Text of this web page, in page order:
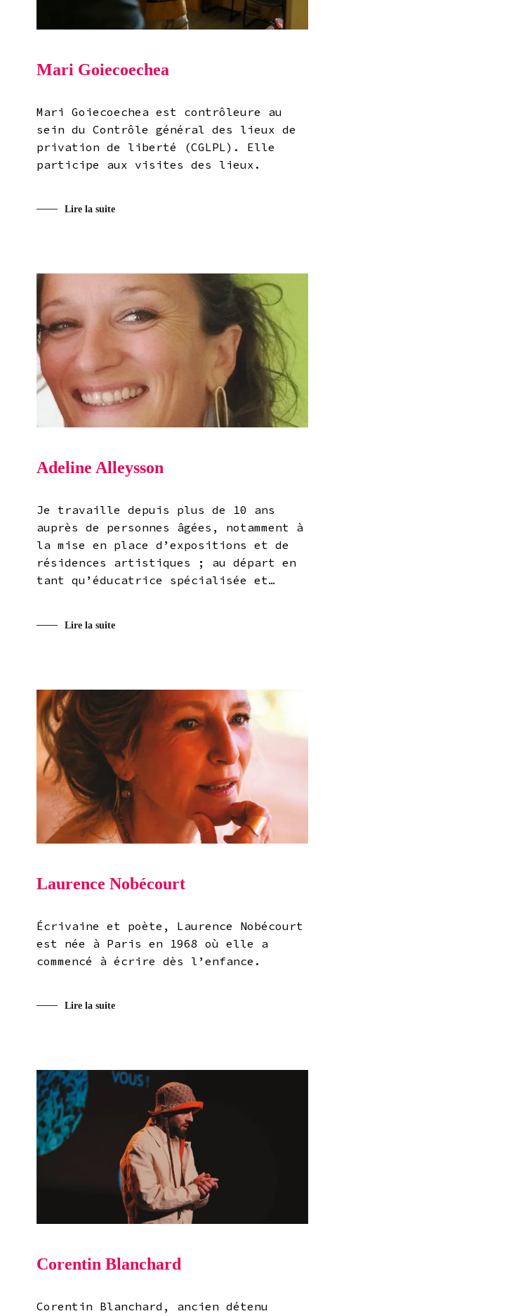
Mari Goiecoechea
Mari Goiecoechea est contrôleure au
sein du Contrôle général des lieux de
privation de liberté (CGLPL). Elle
participe aux visites des lieux.
Lire la suite
Adeline Alleysson
Je travaille depuis plus de 10 ans
auprès de personnes âgées, notamment à
la mise en place d’expositions et de
résidences artistiques ; au départ en
tant qu’éducatrice spécialisée et…
Lire la suite
Laurence Nobécourt
Écrivaine et poète, Laurence Nobécourt
est née à Paris en 1968 où elle a
commencé à écrire dès l’enfance.
Lire la suite
Corentin Blanchard
Corentin Blanchard, ancien détenu